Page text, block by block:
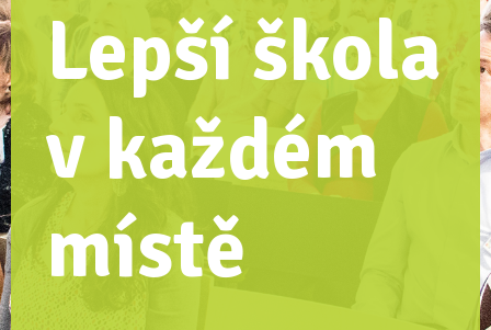
Lepší škola
v každém
místě